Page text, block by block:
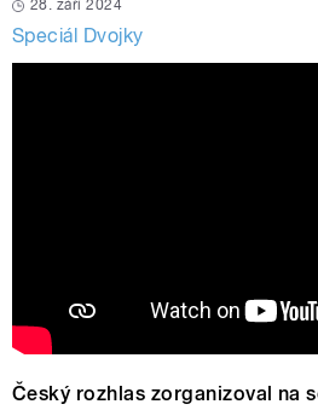
28. září 2024
Speciál Dvojky
Český rozhlas zorganizoval na